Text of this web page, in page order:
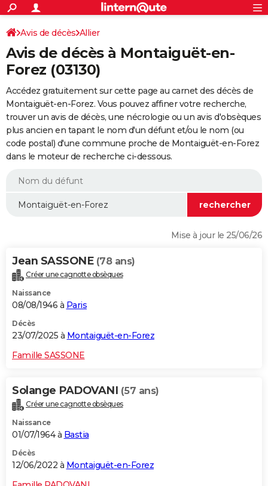
ACTUALITÉS
Politique
Société
Faits Divers
Education
Monde
Villes
+
SPORT
Coupe du monde 2026
Football
Tennis
Cyclisme
Rugby
Forum
FINANCE
Retraite
Impôts
Epargne
Immobilier
Risques naturels par ville
Banque
Assurance
Crédit
Essais
Réserver un essai
Citadines
Berlines
SUV
Forum auto
+
HIGH-TECH
Mobiles
Meilleur smartphone
Internet
Ordinateurs
Jeux vidéo
Guide high-tech
+
BRICOLAGE
Forum
Aménagement intérieur
Extérieur
Cuisine
Salle de bains
Jardinage
Rangement
WEEK-END
Guides de France
Escapades
Patrimoine
Expositions
Musées
Week-end nature
LIFESTYLE
Alimentation
Guide de la santé
Maladies
Médicaments
Sommeil
VOYAGE
Destinations
City break
Voyage nature
Voyage de noces
Forum
Climat
+PHOTO
GUIDES D'ACHAT
BONS PLANS
CARTE DE VOEUX
Dictionnaire
Biographies
Citations
Expressions
Proverbes
PROGRAMME TV
COPAINS D'AVANT
S'inscrire
Se connecter
Lycées
Collèges
Primaires
Universités
Entreprises
Service militaire
Avis de recherche
AVIS DE DÉCÈS
Avis de décès Allier
Avis de décès à Montaiguët-en-
Forez (03130)
Accédez gratuitement sur cette page au carnet des décès de
Montaiguët-en-Forez. Vous pouvez affiner votre recherche,
trouver un avis de décès, une nécrologie ou un avis d'obsèques
plus ancien en tapant le nom d'un défunt et/ou le nom (ou
code postal) d'une commune proche de Montaiguët-en-Forez
dans le moteur de recherche ci-dessous.
Mise à jour le 25/06/26
Jean SASSONE (78 ans)
Créer une cagnotte obsèques
Naissance
08/08/1946 à Paris
Décès
23/07/2025 à Montaiguët-en-Forez
Famille SASSONE
Solange PADOVANI (57 ans)
Créer une cagnotte obsèques
Naissance
01/07/1964 à Bastia
Décès
12/06/2022 à Montaiguët-en-Forez